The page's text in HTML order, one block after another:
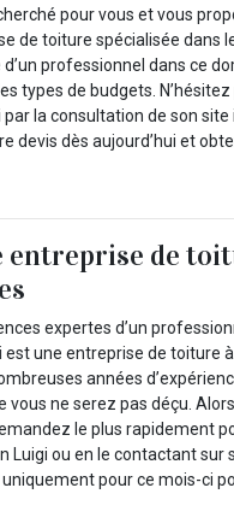
pour vous et vous
de toiture spécialisée dans
professionnel dans ce
types de budgets.
la consultation de son
devis dès aujourd’hui et
de
expertes d’un
est une entreprise de toiture
années
vous ne serez pas déçu.
le plus rapidement
Luigi ou en le contactant sur
pour ce mois-ci